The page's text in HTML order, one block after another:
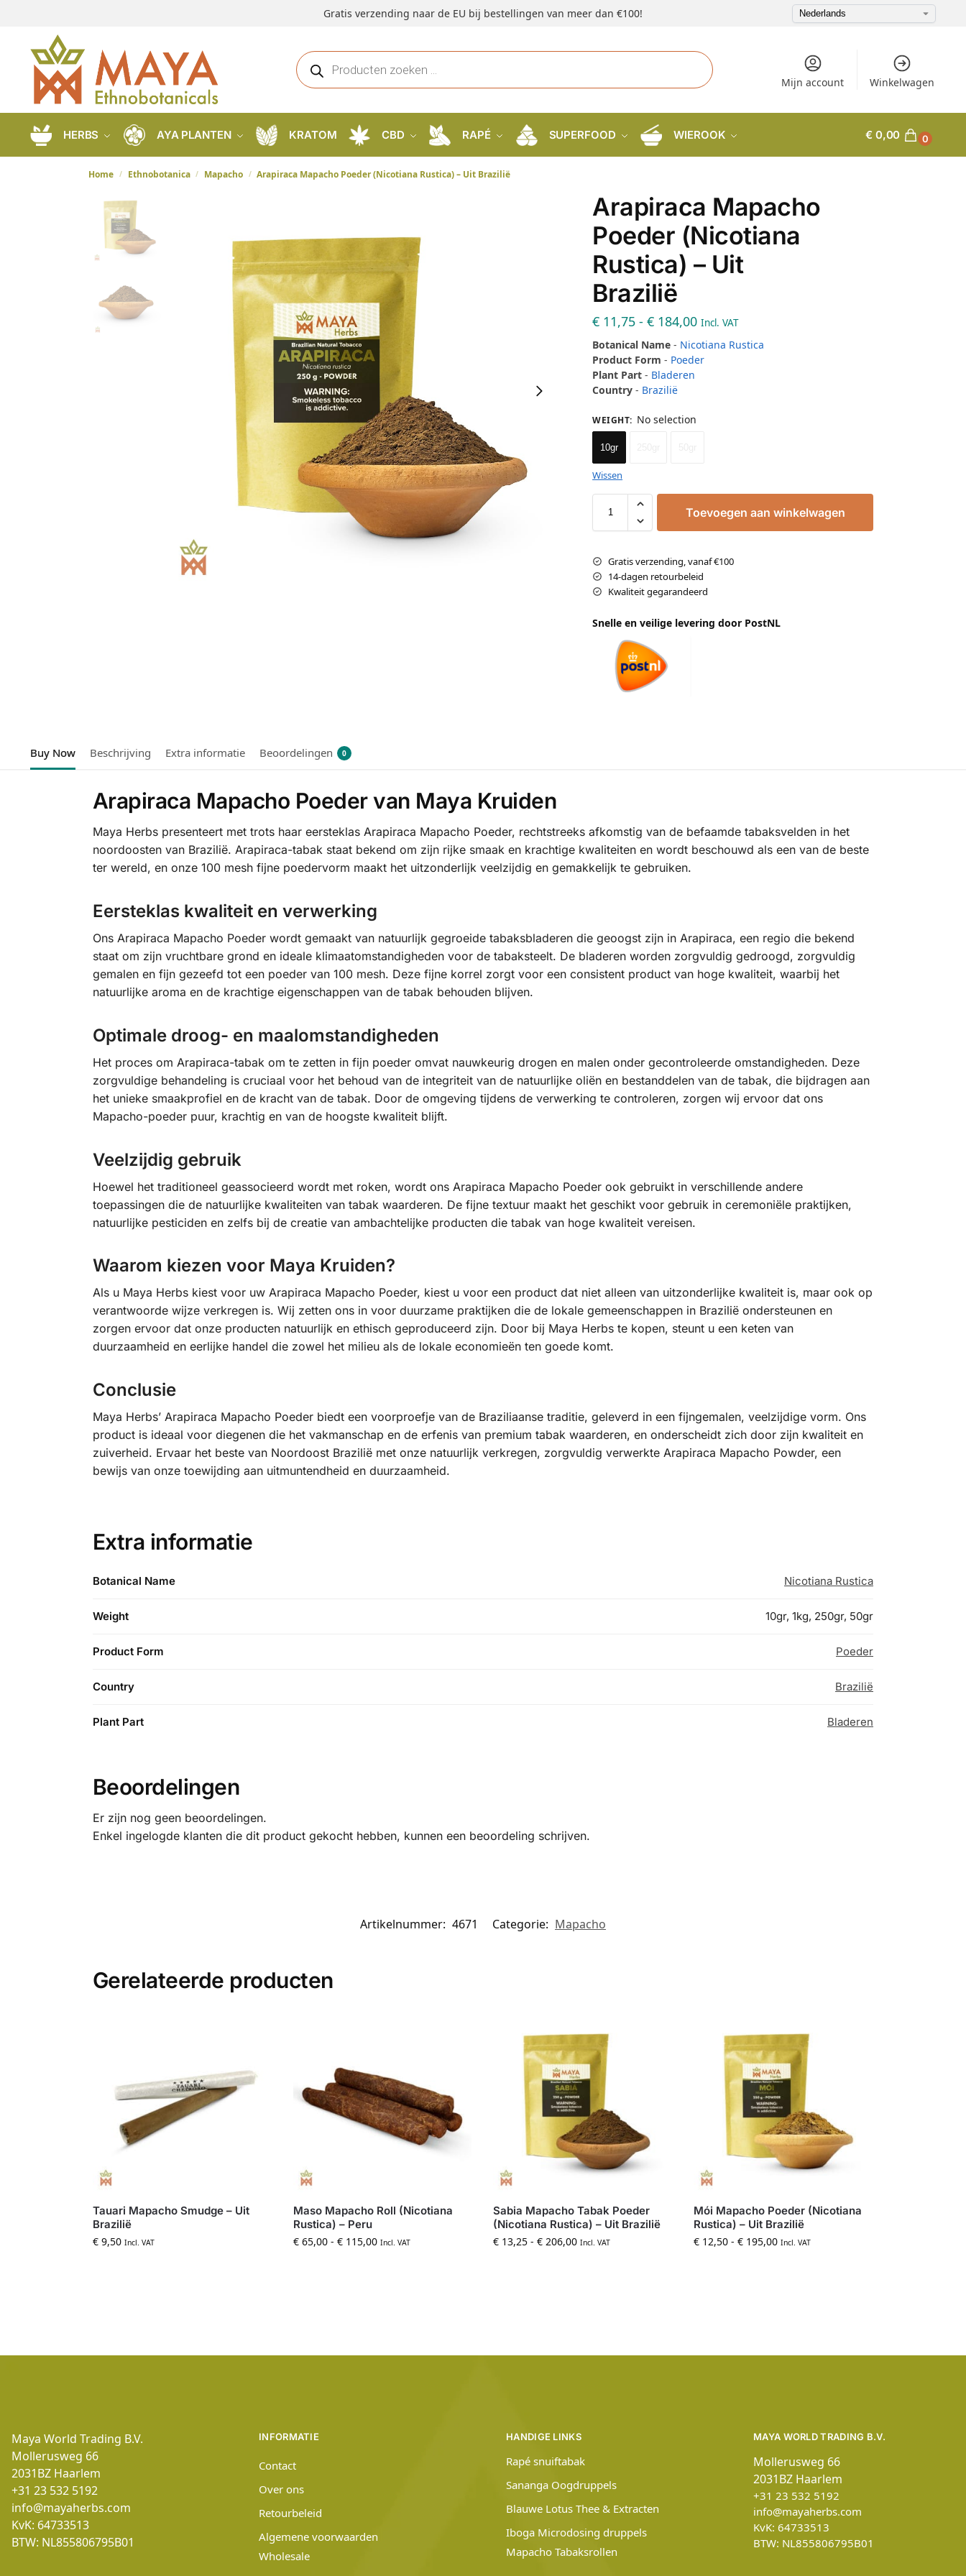
Gratis verzending naar de EU bij bestellingen van meer dan €100!
Mijn account Winkelwagen
HERBS AYA PLANTEN KRATOM CBD RAPÉ SUPERFOOD WIEROOK € 0,00 0
Home / Ethnobotanica / Mapacho / Arapiraca Mapacho Poeder (Nicotiana Rustica) – Uit Brazilië
Arapiraca Mapacho
Poeder (Nicotiana
Rustica) – Uit
Brazilië
€ 11,75 - € 184,00 Incl. VAT
Botanical Name - Nicotiana Rustica
Product Form - Poeder
Plant Part - Bladeren
Country - Brazilië
WEIGHT: No selection
10gr
Wissen
Toevoegen aan winkelwagen
Gratis verzending, vanaf €100
14-dagen retourbeleid
Kwaliteit gegarandeerd
Snelle en veilige levering door PostNL
Buy Now Beschrijving Extra informatie Beoordelingen 0
Arapiraca Mapacho Poeder van Maya Kruiden
Maya Herbs presenteert met trots haar eersteklas Arapiraca Mapacho Poeder, rechtstreeks afkomstig van de befaamde tabaksvelden in het
noordoosten van Brazilië. Arapiraca-tabak staat bekend om zijn rijke smaak en krachtige kwaliteiten en wordt beschouwd als een van de beste
ter wereld, en onze 100 mesh fijne poedervorm maakt het uitzonderlijk veelzijdig en gemakkelijk te gebruiken.
Eersteklas kwaliteit en verwerking
Ons Arapiraca Mapacho Poeder wordt gemaakt van natuurlijk gegroeide tabaksbladeren die geoogst zijn in Arapiraca, een regio die bekend
staat om zijn vruchtbare grond en ideale klimaatomstandigheden voor de tabaksteelt. De bladeren worden zorgvuldig gedroogd, zorgvuldig
gemalen en fijn gezeefd tot een poeder van 100 mesh. Deze fijne korrel zorgt voor een consistent product van hoge kwaliteit, waarbij het
natuurlijke aroma en de krachtige eigenschappen van de tabak behouden blijven.
Optimale droog- en maalomstandigheden
Het proces om Arapiraca-tabak om te zetten in fijn poeder omvat nauwkeurig drogen en malen onder gecontroleerde omstandigheden. Deze
zorgvuldige behandeling is cruciaal voor het behoud van de integriteit van de natuurlijke oliën en bestanddelen van de tabak, die bijdragen aan
het unieke smaakprofiel en de kracht van de tabak. Door de omgeving tijdens de verwerking te controleren, zorgen wij ervoor dat ons
Mapacho-poeder puur, krachtig en van de hoogste kwaliteit blijft.
Veelzijdig gebruik
Hoewel het traditioneel geassocieerd wordt met roken, wordt ons Arapiraca Mapacho Poeder ook gebruikt in verschillende andere
toepassingen die de natuurlijke kwaliteiten van tabak waarderen. De fijne textuur maakt het geschikt voor gebruik in ceremoniële praktijken,
natuurlijke pesticiden en zelfs bij de creatie van ambachtelijke producten die tabak van hoge kwaliteit vereisen.
Waarom kiezen voor Maya Kruiden?
Als u Maya Herbs kiest voor uw Arapiraca Mapacho Poeder, kiest u voor een product dat niet alleen van uitzonderlijke kwaliteit is, maar ook op
verantwoorde wijze verkregen is. Wij zetten ons in voor duurzame praktijken die de lokale gemeenschappen in Brazilië ondersteunen en
zorgen ervoor dat onze producten natuurlijk en ethisch geproduceerd zijn. Door bij Maya Herbs te kopen, steunt u een keten van
duurzaamheid en eerlijke handel die zowel het milieu als de lokale economieën ten goede komt.
Conclusie
Maya Herbs’ Arapiraca Mapacho Poeder biedt een voorproefje van de Braziliaanse traditie, geleverd in een fijngemalen, veelzijdige vorm. Ons
product is ideaal voor diegenen die het vakmanschap en de erfenis van premium tabak waarderen, en onderscheidt zich door zijn kwaliteit en
zuiverheid. Ervaar het beste van Noordoost Brazilië met onze natuurlijk verkregen, zorgvuldig verwerkte Arapiraca Mapacho Powder, een
bewijs van onze toewijding aan uitmuntendheid en duurzaamheid.
Extra informatie
Botanical Name Nicotiana Rustica
Weight 10gr, 1kg, 250gr, 50gr
Product Form Poeder
Country Brazilië
Plant Part Bladeren
Beoordelingen
Er zijn nog geen beoordelingen.
Enkel ingelogde klanten die dit product gekocht hebben, kunnen een beoordeling schrijven.
Artikelnummer: 4671 Categorie: Mapacho
Gerelateerde producten
Tauari Mapacho Smudge – Uit
Brazilië
€9,50 Incl. VAT
Maso Mapacho Roll (Nicotiana
Rustica) – Peru
€65,00 - €115,00 Incl. VAT
Sabia Mapacho Tabak Poeder
(Nicotiana Rustica) – Uit Brazilië
€ 13,25 - € 206,00 Incl. VAT
Mói Mapacho Poeder (Nicotiana
Rustica) – Uit Brazilië
€ 12,50 - € 195,00 Incl. VAT
Maya World Trading B.V.
Mollerusweg 66
2031BZ Haarlem
+31 23 532 5192
info@mayaherbs.com
KvK: 64733513
BTW: NL855806795B01
INFORMATIE
Contact
Over ons
Retourbeleid
Algemene voorwaarden
Wholesale
HANDIGE LINKS
Rapé snuiftabak
Sananga Oogdruppels
Blauwe Lotus Thee & Extracten
Iboga Microdosing druppels
Mapacho Tabaksrollen
MAYA WORLD TRADING B.V.
Mollerusweg 66
2031BZ Haarlem
+31 23 532 5192
info@mayaherbs.com
KvK: 64733513
BTW: NL855806795B01